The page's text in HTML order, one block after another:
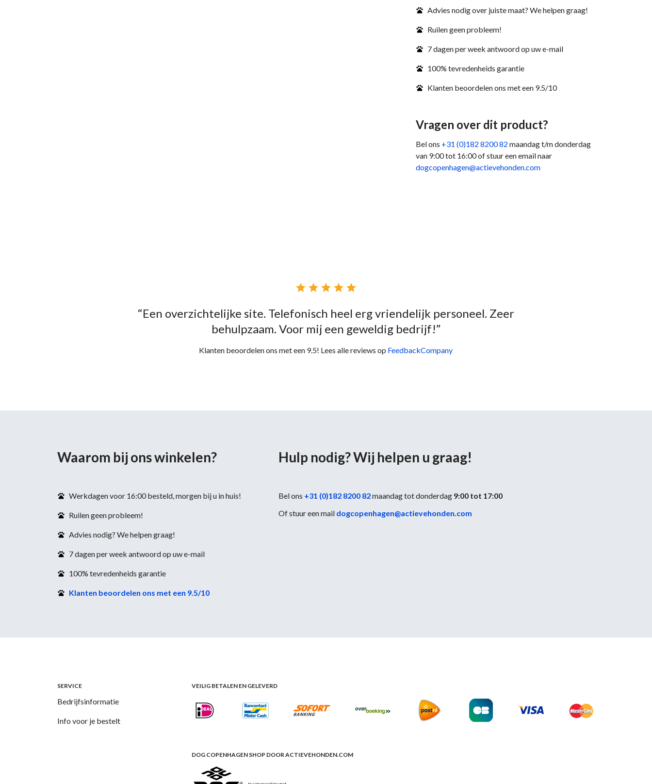
Advies nodig over juiste maat? We helpen graag!
Ruilen geen probleem!
7 dagen per week antwoord op uw e-mail
100% tevredenheids garantie
Klanten beoordelen ons met een 9.5/10
Vragen over dit product?
Bel ons +31 (0)182 8200 82 maandag t/m donderdag
van 9:00 tot 16:00 of stuur een email naar
dogcopenhagen@actievehonden.com
    
“Een overzichtelijke site. Telefonisch heel erg vriendelijk personeel. Zeer
behulpzaam. Voor mij een geweldig bedrijf!”
Klanten beoordelen ons met een 9.5! Lees alle reviews op FeedbackCompany
Hulp nodig? Wij helpen u graag!
Bel ons +31 (0)182 8200 82maandag tot donderdag 9:00 tot 17:00
Of stuur een mail dogcopenhagen@actievehonden.com
Waarom bij ons winkelen?
Werkdagen voor 16:00 besteld, morgen bij u in huis!
Ruilen geen probleem!
Advies nodig? We helpen graag!
7 dagen per week antwoord op uw e-mail
100% tevredenheids garantie
Klanten beoordelen ons met een 9.5/10
SERVICE
Bedrijfsinformatie
Info voor je bestelt
VEILIG BETALEN EN GELEVERD
DOG COPENHAGEN SHOP DOOR ACTIEVEHONDEN.COM